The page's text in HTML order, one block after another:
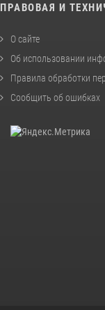
ПРАВОВАЯ И
О сайте
Об использовании
Правила обработки
Сообщить об ошибках